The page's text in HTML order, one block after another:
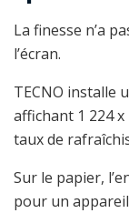
La finesse n’a
l’écran.
TECNO installe
affichant 1 224
taux de
Sur le papier,
pour un